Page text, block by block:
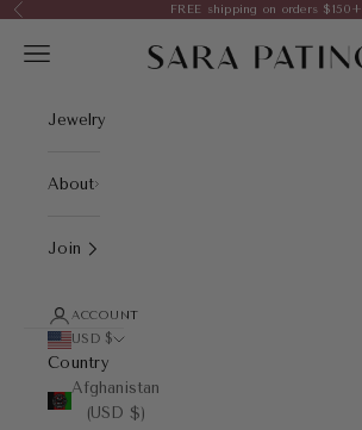
Skip to content
Previous FREE shipping on orders $150+
Sara Patino Jewelry
Open navigation menu
Jewelry
About
Join
ACCOUNT
USD $
Country
Afghanistan
(USD $)